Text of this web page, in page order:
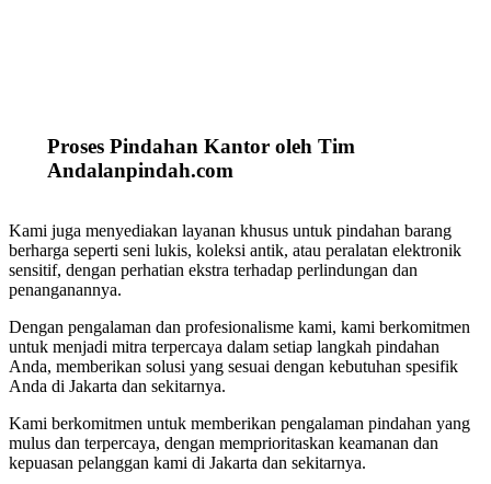
Proses Pindahan Kantor oleh Tim
Andalanpindah.com
Kami juga menyediakan layanan khusus untuk pindahan barang
berharga seperti seni lukis, koleksi antik, atau peralatan elektronik
sensitif, dengan perhatian ekstra terhadap perlindungan dan
penanganannya.
Dengan pengalaman dan profesionalisme kami, kami berkomitmen
untuk menjadi mitra terpercaya dalam setiap langkah pindahan
Anda, memberikan solusi yang sesuai dengan kebutuhan spesifik
Anda di Jakarta dan sekitarnya.
Kami berkomitmen untuk memberikan pengalaman pindahan yang
mulus dan terpercaya, dengan memprioritaskan keamanan dan
kepuasan pelanggan kami di Jakarta dan sekitarnya.